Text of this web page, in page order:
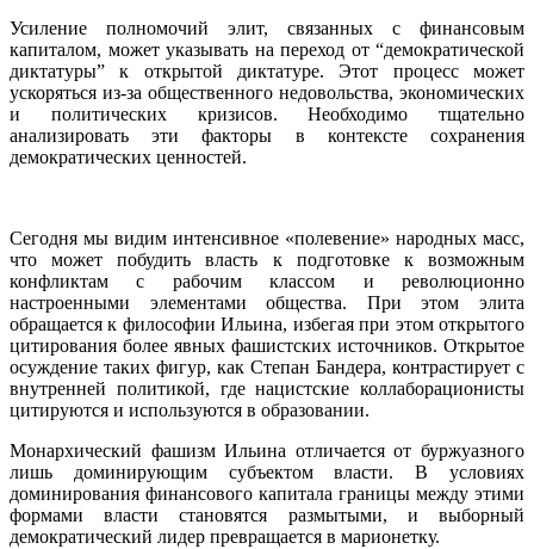
Усиление полномочий элит, связанных с финансовым
капиталом, может указывать на переход от “демократической
диктатуры” к открытой диктатуре. Этот процесс может
ускоряться из-за общественного недовольства, экономических
и политических кризисов. Необходимо тщательно
анализировать эти факторы в контексте сохранения
демократических ценностей.
Сегодня мы видим интенсивное «полевение» народных масс,
что может побудить власть к подготовке к возможным
конфликтам с рабочим классом и революционно
настроенными элементами общества. При этом элита
обращается к философии Ильина, избегая при этом открытого
цитирования более явных фашистских источников. Открытое
осуждение таких фигур, как Степан Бандера, контрастирует с
внутренней политикой, где нацистские коллаборационисты
цитируются и используются в образовании.
Монархический фашизм Ильина отличается от буржуазного
лишь доминирующим субъектом власти. В условиях
доминирования финансового капитала границы между этими
формами власти становятся размытыми, и выборный
демократический лидер превращается в марионетку.